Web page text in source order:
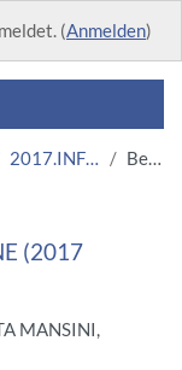
(Anmelden)
2017.INFLM.703591-10495 Beschreibung
(2017
MANSINI,